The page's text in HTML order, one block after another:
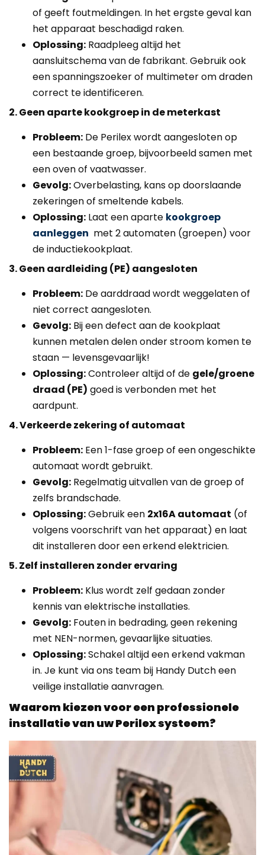
of geeft foutmeldingen. In het ergste geval kan
het apparaat beschadigd raken.
Oplossing: Raadpleeg altijd het
aansluitschema van de fabrikant. Gebruik ook
een spanningszoeker of multimeter om draden
correct te identificeren.
2. Geen aparte kookgroep in de meterkast
Probleem: De Perilex wordt aangesloten op
een bestaande groep, bijvoorbeeld samen met
een oven of vaatwasser.
Gevolg:Overbelasting, kans op doorslaande
zekeringen of smeltende kabels.
Oplossing: Laat een aparte kookgroep
aanleggen met 2 automaten (groepen) voor
de inductiekookplaat.
3. Geen aardleiding (PE) aangesloten
Probleem: De aarddraad wordt weggelaten of
niet correct aangesloten.
Gevolg: Bij een defect aan de kookplaat
kunnen metalen delen onder stroom komen te
staan — levensgevaarlijk!
Oplossing:Controleer altijd of de gele/groene
draad (PE) goed is verbonden met het
aardpunt.
4. Verkeerde zekering of automaat
Probleem: Een 1-fase groep of een ongeschikte
automaat wordt gebruikt.
Gevolg: Regelmatig uitvallen van de groep of
zelfs brandschade.
Oplossing:Gebruik een 2x16A automaat (of
volgens voorschrift van het apparaat) en laat
dit installeren door een erkend elektricien.
5. Zelf installeren zonder ervaring
Probleem: Klus wordt zelf gedaan zonder
kennis van elektrische installaties.
Gevolg: Fouten in bedrading, geen rekening
met NEN-normen, gevaarlijke situaties.
Oplossing:Schakel altijd een erkend vakman
in. Je kunt via ons team bij Handy Dutch een
veilige installatie aanvragen.
Waarom kiezen voor een professionele
installatie van uw Perilex systeem?